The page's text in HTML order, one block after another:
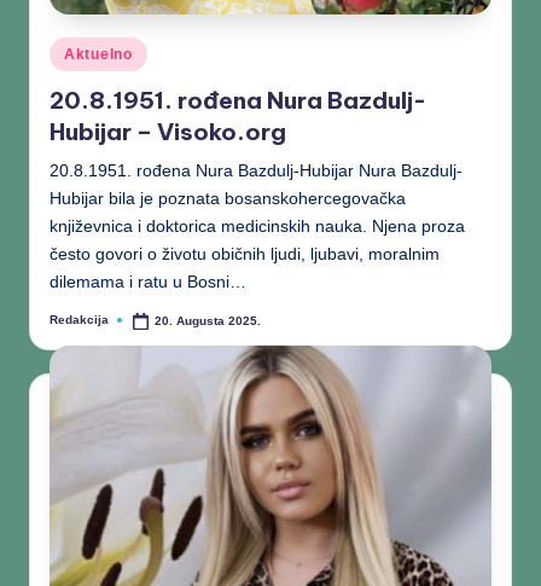
Aktuelno
20.8.1951. rođena Nura Bazdulj-
Hubijar – Visoko.org
20.8.1951. rođena Nura Bazdulj-Hubijar Nura Bazdulj-
Hubijar bila je poznata bosanskohercegovačka
književnica i doktorica medicinskih nauka. Njena proza
često govori o životu običnih ljudi, ljubavi, moralnim
dilemama i ratu u Bosni…
Redakcija 20. Augusta 2025.